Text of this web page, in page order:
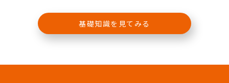
基礎知識を見てみる